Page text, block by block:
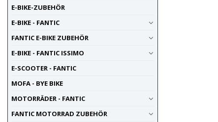
E-BIKE-ZUBEHÖR
E-BIKE - FANTIC
FANTIC E-BIKE ZUBEHÖR
E-BIKE - FANTIC ISSIMO
E-SCOOTER - FANTIC
MOFA - BYE BIKE
MOTORRÄDER - FANTIC
FANTIC MOTORRAD ZUBEHÖR